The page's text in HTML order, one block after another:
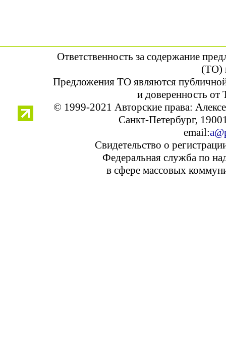
Ответственность за содержание
(ТО)
Предложения ТО являются
и доверенность от
© 1999-2021 Авторские права:
Санкт-Петербург,
email:
Свидетельство о
Федеральная служба по
в сфере массовых